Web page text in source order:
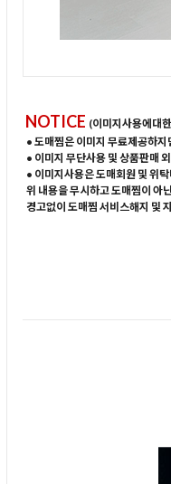
NOTICE (이미지사용에대
• 도매찜은 이미지 무료제공하
• 이미지 무단사용 및 상품판매
• 이미지사용은 도매회원 및 위
위 내용을 무시하고 도매찜이 아
경고없이 도매찜 서비스해지 및